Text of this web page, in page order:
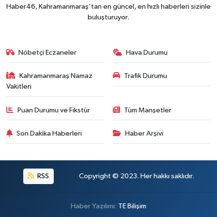
Haber46, Kahramanmaraş'tan en güncel, en hızlı haberleri sizinle
buluşturuyor.
Nöbetçi Eczaneler Hava Durumu
Kahramanmaraş Namaz
Vakitleri
Trafik Durumu
Puan Durumu ve Fikstür Tüm Manşetler
Son Dakika Haberleri Haber Arşivi
RSS Copyright © 2023. Her hakkı saklıdır.
Haber Yazılımı: TE Bilişim